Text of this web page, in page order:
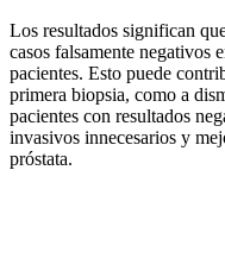
Los resultados significan
casos falsamente negativos
pacientes. Esto puede
primera biopsia, como a
pacientes con resultados
invasivos innecesarios y
próstata.